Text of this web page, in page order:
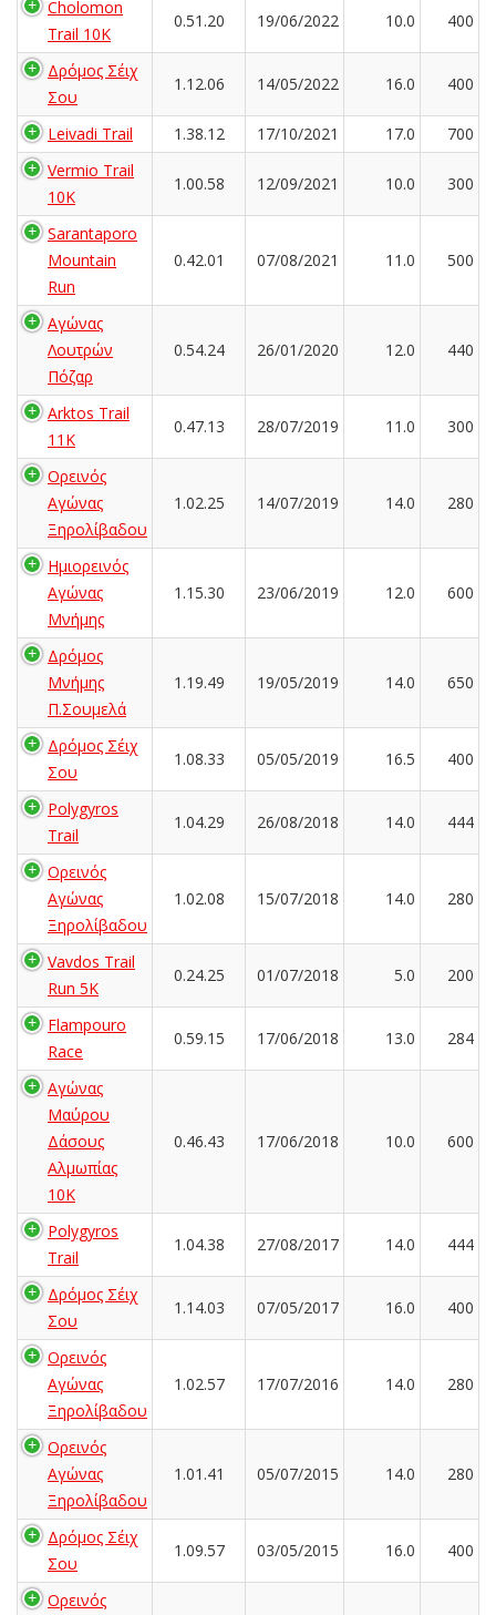
Cholomon
Trail 10K
0.51.20 19/06/2022 10.0 400
Δρόμος Σέιχ
Σου
1.12.06 14/05/2022 16.0 400
Leivadi Trail 1.38.12 17/10/2021 17.0
700
Vermio Trail
10K
1.00.58 12/09/2021 10.0 300
Sarantaporo
Mountain
Run
0.42.01 07/08/2021 11.0 500
Αγώνας
Λουτρών
Πόζαρ
0.54.24 26/01/2020 12.0 440
Arktos Trail
11K
0.47.13 28/07/2019 11.0 300
Ορεινός
Αγώνας
Ξηρολίβαδου
1.02.25 14/07/2019 14.0 280
Ημιορεινός
Αγώνας
Μνήμης
1.15.30 23/06/2019 12.0 600
Δρόμος
Μνήμης
Π.Σουμελά
1.19.49 19/05/2019 14.0 650
Δρόμος Σέιχ
Σου
1.08.33 05/05/2019 16.5 400
Polygyros
Trail
1.04.29 26/08/2018 14.0 444
Ορεινός
Αγώνας
Ξηρολίβαδου
1.02.08 15/07/2018 14.0 280
Vavdos Trail
Run 5K
0.24.25 01/07/2018 5.0 200
Flampouro
Race
0.59.15 17/06/2018 13.0 284
Αγώνας
Μαύρου
Δάσους
Αλμωπίας
10Κ
0.46.43 17/06/2018 10.0 600
Polygyros
Trail
1.04.38 27/08/2017 14.0 444
Δρόμος Σέιχ
Σου
1.14.03 07/05/2017 16.0 400
Ορεινός
Αγώνας
Ξηρολίβαδου
1.02.57 17/07/2016 14.0 280
Ορεινός
Αγώνας
Ξηρολίβαδου
1.01.41 05/07/2015 14.0 280
Δρόμος Σέιχ
Σου
1.09.57 03/05/2015 16.0 400
Ορεινός